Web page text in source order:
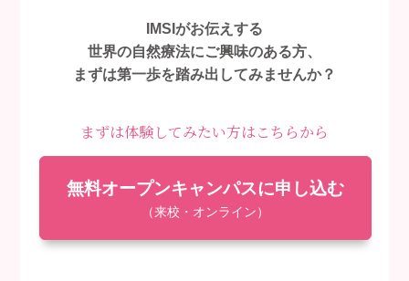
IMSIがお伝えする
世界の自然療法にご興味のある方、
まずは第一歩を踏み出してみませんか？
まずは体験してみたい方はこちらから
無料オープンキャンパスに申し込む
（来校・オンライン）